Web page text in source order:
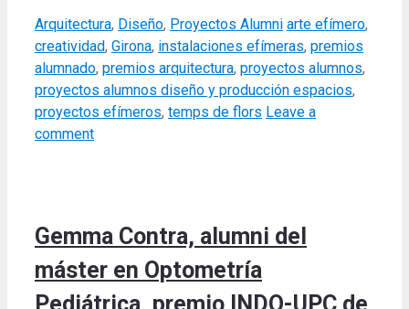
Categories
Arquitectura, Diseño, Proyectos Alumni Tags
arte efímero,
creatividad, Girona, instalaciones efímeras, premios
alumnado, premios arquitectura, proyectos alumnos,
proyectos alumnos diseño y producción espacios,
proyectos efímeros, temps de flors Leave a
comment
Gemma Contra, alumni del
máster en Optometría